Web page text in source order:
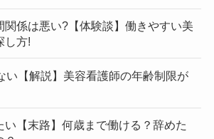
関係は悪い?【体験談】働きやすい美
し方!
い【解説】美容看護師の年齢制限が
い【末路】何歳まで働ける？辞めた